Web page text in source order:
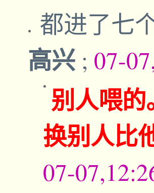
都进了七
高兴 ; 07-
别人喂
换别人比
07-